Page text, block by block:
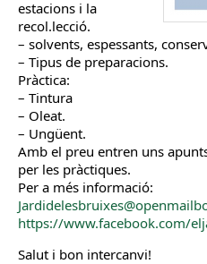
estacions i la
recol.lecció.
– solvents, espessants,
– Tipus de preparacions.
Pràctica:
– Tintura
– Oleat.
– Ungüent.
Amb el preu entren uns
per les pràctiques.
Per a més informació:
https://www.facebook.com/
Salut i bon intercanvi!